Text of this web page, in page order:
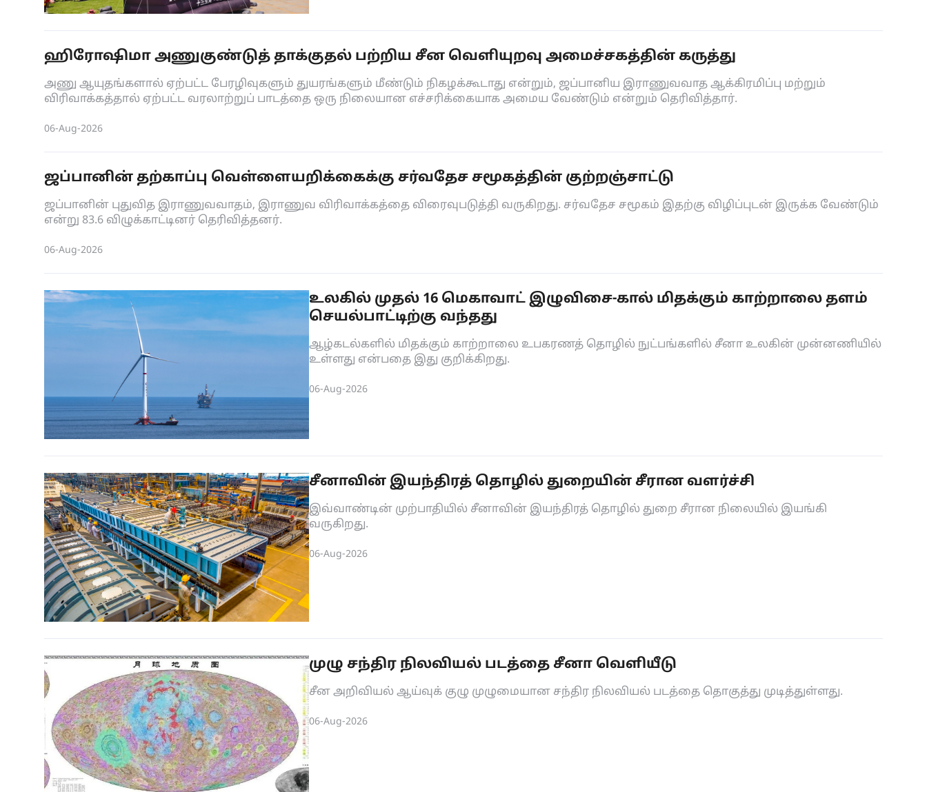
ஹிரோஷிமா அணுகுண்டுத் தாக்குதல் பற்றிய சீன வெளியுறவு அமைச்சகத்தின் கருத்து
அணு ஆயுதங்களால் ஏற்பட்ட பேரழிவுகளும் துயரங்களும் மீண்டும் நிகழக்கூடாது என்றும், ஜப்பானிய இராணுவவாத ஆக்கிரமிப்பு மற்றும்
விரிவாக்கத்தால் ஏற்பட்ட வரலாற்றுப் பாடத்தை ஒரு நிலையான எச்சரிக்கையாக அமைய வேண்டும் என்றும் தெரிவித்தார்.
06-Aug-2026
ஜப்பானின் தற்காப்பு வெள்ளையறிக்கைக்கு சர்வதேச சமூகத்தின் குற்றஞ்சாட்டு
ஜப்பானின் புதுவித இராணுவவாதம், இராணுவ விரிவாக்கத்தை விரைவுபடுத்தி வருகிறது. சர்வதேச சமூகம் இதற்கு விழிப்புடன் இருக்க வேண்டும்
என்று 83.6 விழுக்காட்டினர் தெரிவித்தனர்.
06-Aug-2026
உலகில் முதல் 16 மெகாவாட் இழுவிசை-கால் மிதக்கும் காற்றாலை தளம்
செயல்பாட்டிற்கு வந்தது
ஆழ்கடல்களில் மிதக்கும் காற்றாலை உபகரணத் தொழில் நுட்பங்களில் சீனா உலகின் முன்னணியில்
உள்ளது என்பதை இது குறிக்கிறது.
06-Aug-2026
சீனாவின் இயந்திரத் தொழில் துறையின் சீரான வளர்ச்சி
இவ்வாண்டின் முற்பாதியில் சீனாவின் இயந்திரத் தொழில் துறை சீரான நிலையில் இயங்கி
வருகிறது.
06-Aug-2026
முழு சந்திர நிலவியல் படத்தை சீனா வெளியீடு
சீன அறிவியல் ஆய்வுக் குழு முழுமையான சந்திர நிலவியல் படத்தை தொகுத்து முடித்துள்ளது.
06-Aug-2026